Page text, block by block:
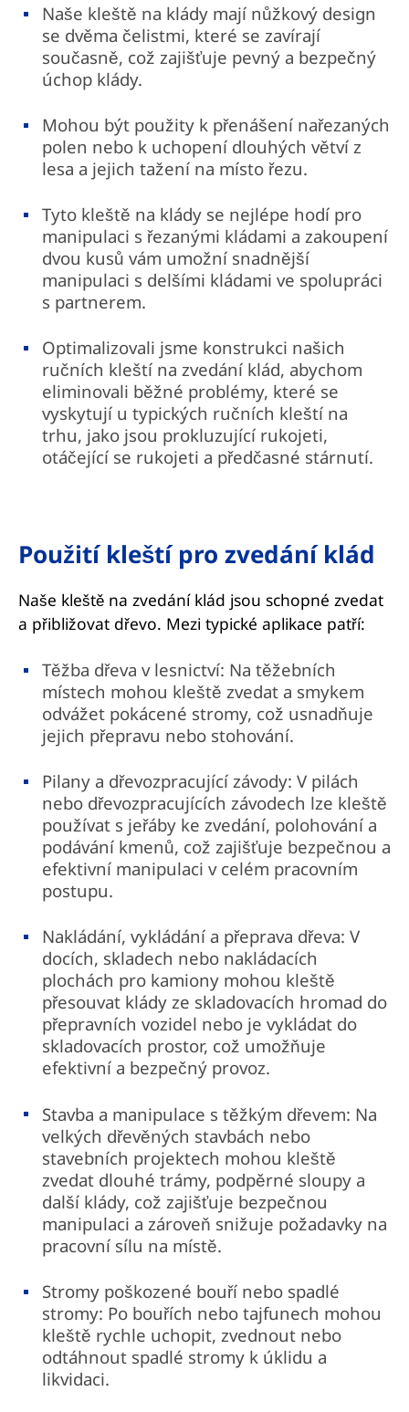
Naše kleště na klády mají nůžkový design
se dvěma čelistmi, které se zavírají
současně, což zajišťuje pevný a bezpečný
úchop klády.
Mohou být použity k přenášení nařezaných
polen nebo k uchopení dlouhých větví z
lesa a jejich tažení na místo řezu.
Tyto kleště na klády se nejlépe hodí pro
manipulaci s řezanými kládami a zakoupení
dvou kusů vám umožní snadnější
manipulaci s delšími kládami ve spolupráci
s partnerem.
Optimalizovali jsme konstrukci našich
ručních kleští na zvedání klád, abychom
eliminovali běžné problémy, které se
vyskytují u typických ručních kleští na
trhu, jako jsou prokluzující rukojeti,
otáčející se rukojeti a předčasné stárnutí.
Použití kleští pro zvedání klád
Naše kleště na zvedání klád jsou schopné zvedat
a přibližovat dřevo. Mezi typické aplikace patří:
Těžba dřeva v lesnictví: Na těžebních
místech mohou kleště zvedat a smykem
odvážet pokácené stromy, což usnadňuje
jejich přepravu nebo stohování.
Pilany a dřevozpracující závody: V pilách
nebo dřevozpracujících závodech lze kleště
používat s jeřáby ke zvedání, polohování a
podávání kmenů, což zajišťuje bezpečnou a
efektivní manipulaci v celém pracovním
postupu.
Nakládání, vykládání a přeprava dřeva: V
docích, skladech nebo nakládacích
plochách pro kamiony mohou kleště
přesouvat klády ze skladovacích hromad do
přepravních vozidel nebo je vykládat do
skladovacích prostor, což umožňuje
efektivní a bezpečný provoz.
Stavba a manipulace s těžkým dřevem: Na
velkých dřevěných stavbách nebo
stavebních projektech mohou kleště
zvedat dlouhé trámy, podpěrné sloupy a
další klády, což zajišťuje bezpečnou
manipulaci a zároveň snižuje požadavky na
pracovní sílu na místě.
Stromy poškozené bouří nebo spadlé
stromy: Po bouřích nebo tajfunech mohou
kleště rychle uchopit, zvednout nebo
odtáhnout spadlé stromy k úklidu a
likvidaci.